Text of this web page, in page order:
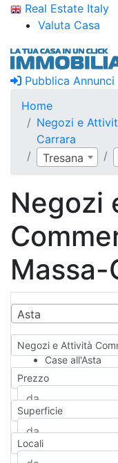
Real Estate Italy
Valuta Casa
Pubblica Annunci
Home
Negozi e
Carrara
Tresana
Negozi
Massa-
Asta
Negozi e Attività
Case all'Asta
Qualsiasi
Appartamento
Casa
Casa Semi-
Attico/
Prezzo
Superficie
Locali